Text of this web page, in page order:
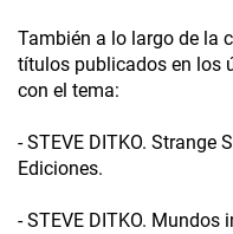
También a lo largo de la
títulos publicados en los
con el tema:
- STEVE DITKO. Strange
Ediciones.
- STEVE DITKO.